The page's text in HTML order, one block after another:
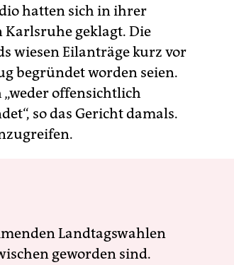
hatten sich in ihrer
geklagt. Die
wiesen Eilanträge kurz vor
begründet worden seien.
offensichtlich
so das Gericht damals.
Landtagswahlen
geworden sind.